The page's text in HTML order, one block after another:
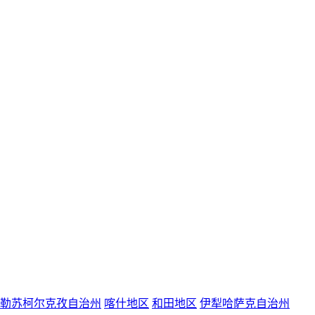
苏柯尔克孜自治州 喀什地区 和田地区 伊犁哈萨克自治州